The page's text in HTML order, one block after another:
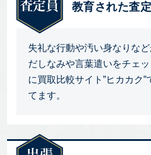
教育された査
失礼な行動や汚い身なりな
だしなみや言葉遣いをチェ
に買取比較サイト”ヒカカク
てます。